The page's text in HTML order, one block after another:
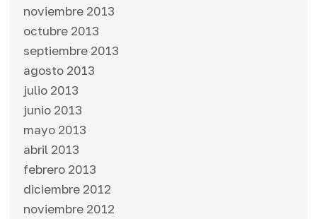
noviembre 2013
octubre 2013
septiembre 2013
agosto 2013
julio 2013
junio 2013
mayo 2013
abril 2013
febrero 2013
diciembre 2012
noviembre 2012